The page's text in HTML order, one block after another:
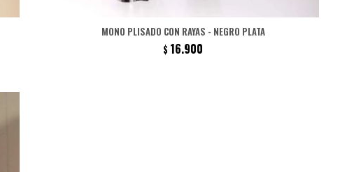
MONO PLISADO CON RAYAS - NEGRO PLATA
$ 16.900